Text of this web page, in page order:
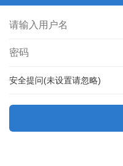
安全提问(未设置请忽略)